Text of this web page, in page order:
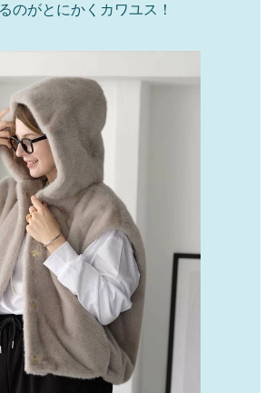
のがとにかくカワユス！